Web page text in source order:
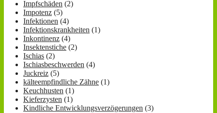
Impfschäden (2)
Impotenz (5)
Infektionen (4)
Infektionskrankheiten (1)
Inkontinenz (4)
Insektenstiche (2)
Ischias (2)
Ischiasbeschwerden (4)
Juckreiz (5)
kälteempfindliche Zähne (1)
Keuchhusten (1)
Kieferzysten (1)
Kindliche Entwicklungsverzögerungen (3)